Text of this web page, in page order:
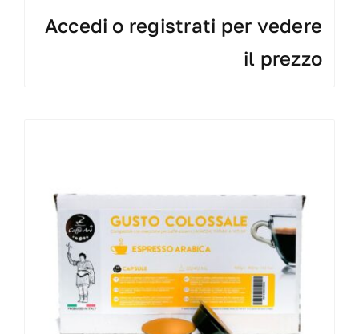
Accedi o registrati per vedere
il prezzo